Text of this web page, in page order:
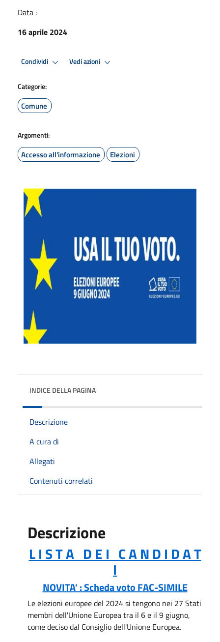
Data :
16 aprile 2024
Condividi Vedi azioni
Categorie:
Comune
Argomenti:
Accesso all'informazione Elezioni
INDICE DELLA PAGINA
Descrizione
A cura di
Allegati
Contenuti correlati
Descrizione
L I S T A D E I C A N D I D A T
I
NOVITA' : Scheda voto FAC-SIMILE
Le elezioni europee del 2024si tengono nei 27 Stati
membri dell'Unione Europea tra il 6 e il 9 giugno,
come deciso dal Consiglio dell'Unione Europea.